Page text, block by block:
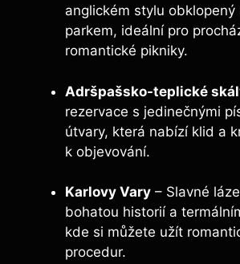
anglickém stylu obklopený
parkem, ideální pro
romantické pikniky.
Adršpašsko-teplické
rezervace s jedinečnými
útvary, která nabízí klid a
k objevování.
Karlovy Vary – Slavné
bohatou historií a
kde si můžete užít
procedur.